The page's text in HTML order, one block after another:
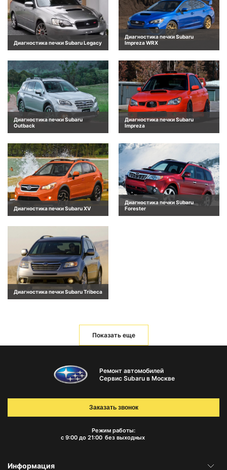
Диагностика печки Subaru Legacy
Диагностика печки Subaru
Impreza WRX
Диагностика печки Subaru
Outback
Диагностика печки Subaru
Impreza
Диагностика печки Subaru XV
Диагностика печки Subaru
Forester
Диагностика печки Subaru Tribeca
Показать еще
Ремонт автомобилей
Сервис Subaru в Москве
Режим работы:
с 9:00 до 21:00 без выходных
Заказать звонок
Информация